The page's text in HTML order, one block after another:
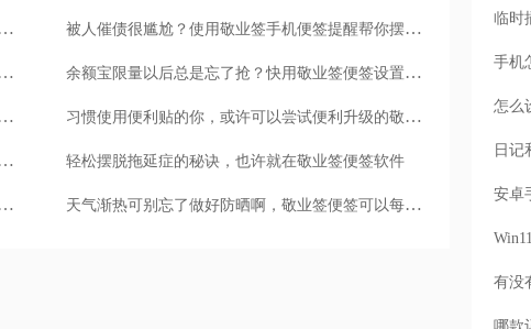
如何做到开会口若悬河不忘词？让敬业签便签软件帮你记住 被人催债很尴尬？使用敬业签手机便签提醒帮你摆脱这份尴尬
便签软件按天提醒不稀奇，按周按月重复提醒的敬业签才好用！ 余额宝限量以后总是忘了抢？快用敬业签便签设置提醒吧
如何开启微信提醒功能及微信提醒功能怎么设置提醒时间消息通知 习惯使用便利贴的你，或许可以尝试便利升级的敬业签
桌面办公便签软件的另类妙用，提醒事项里有这样一则便签会更好 轻松摆脱拖延症的秘诀，也许就在敬业签便签软件
如何让自己在烈日炎炎下不被晒黑？你需要的是敬业签软件的提醒 天气渐热可别忘了做好防晒啊，敬业签便签可以每天提醒你哦
手机
怎么